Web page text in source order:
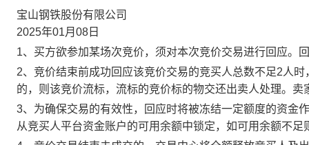
宝山钢铁股份有限公司
2025年01月08日
1、买方欲参加某场次竞价，须对本次竞价交易进行回应。
2、竞价结束前成功回应该竞价交易的竞买人总数不足2人
的，则该竞价流标，流标的竞价标的物交还出卖人处理。
3、为确保交易的有效性，回应时将被冻结一定额度的资金
从竞买人平台资金账户的可用余额中锁定，如可用余额不足